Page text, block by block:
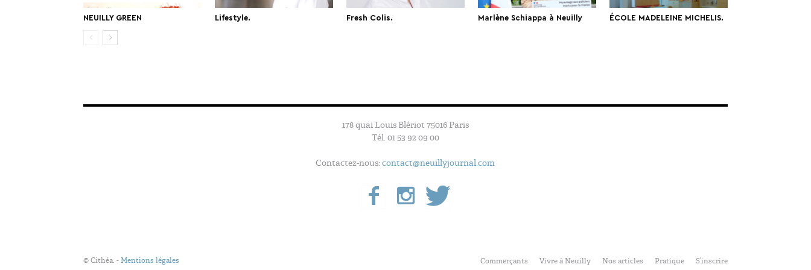
NEUILLY GREEN Lifestyle. Fresh Colis. Marlène Schiappa à Neuilly ÉCOLE MADELEINE MICHELIS.
178 quai Louis Blériot 75016 Paris
Tél. 01 53 92 09 00
Contactez-nous:contact@neuillyjournal.com
Commerçants Vivre à Neuilly Nos articles Pratique S’inscrire
© Cithéa. -Mentions légales